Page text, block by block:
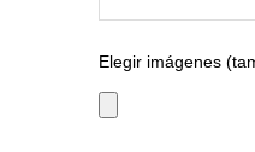
Elegir imágenes